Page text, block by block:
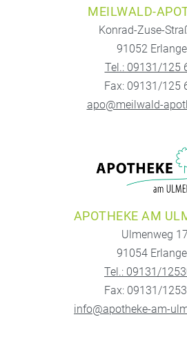
MEILWALD-
Konrad-Zuse-
91052
Tel.: 09131/125
Fax: 09131/125
apo@meilwald-
APOTHEKE AM
Ulmenweg 17
91054
Tel.: 09131/
Fax: 09131/
info@apotheke-am-